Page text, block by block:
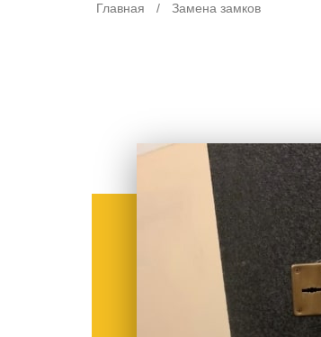
Главная / Замена замков